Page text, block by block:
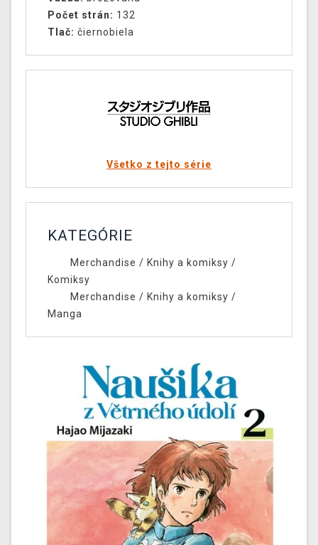
Počet strán: 132
Tlač: čiernobiela
Všetko z tejto série
KATEGÓRIE
Merchandise / Knihy a komiksy /
Komiksy
Merchandise / Knihy a komiksy /
Manga